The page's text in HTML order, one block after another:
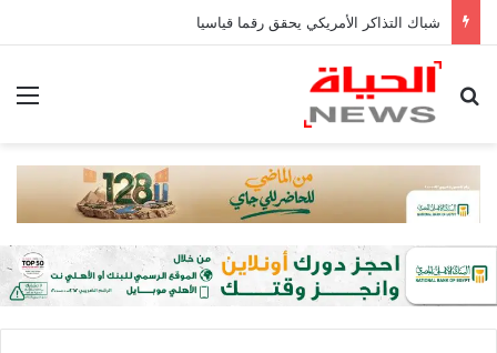
شباك التذاكر الأمريكي يحقق رقما قياسيا
بحث عن